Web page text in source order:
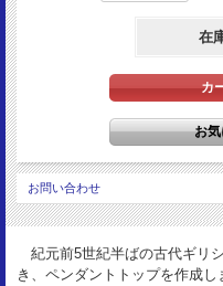
ライオン
イオカストス
18.6mm
重 量：
7.06g
資 料：
Sear499
在
お問い合わせ
紀元前5世紀半ばの古代ギリ
き、ペンダントトップを作成